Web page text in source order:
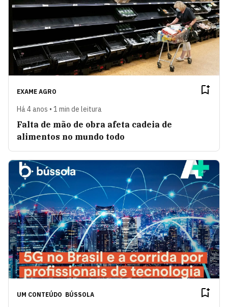
EXAME AGRO
Há 4 anos • 1 min de leitura
Falta de mão de obra afeta cadeia de
alimentos no mundo todo
UM CONTEÚDO BÚSSOLA